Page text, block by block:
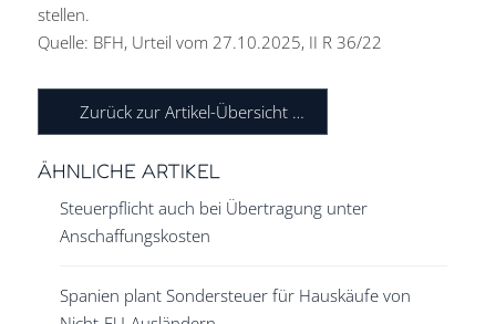
stellen.
Quelle: BFH, Urteil vom 27.10.2025, II R 36/22
Zurück zur Artikel-Übersicht …
ÄHNLICHE ARTIKEL
Steuerpflicht auch bei Übertragung unter
Anschaffungskosten
Spanien plant Sondersteuer für Hauskäufe von